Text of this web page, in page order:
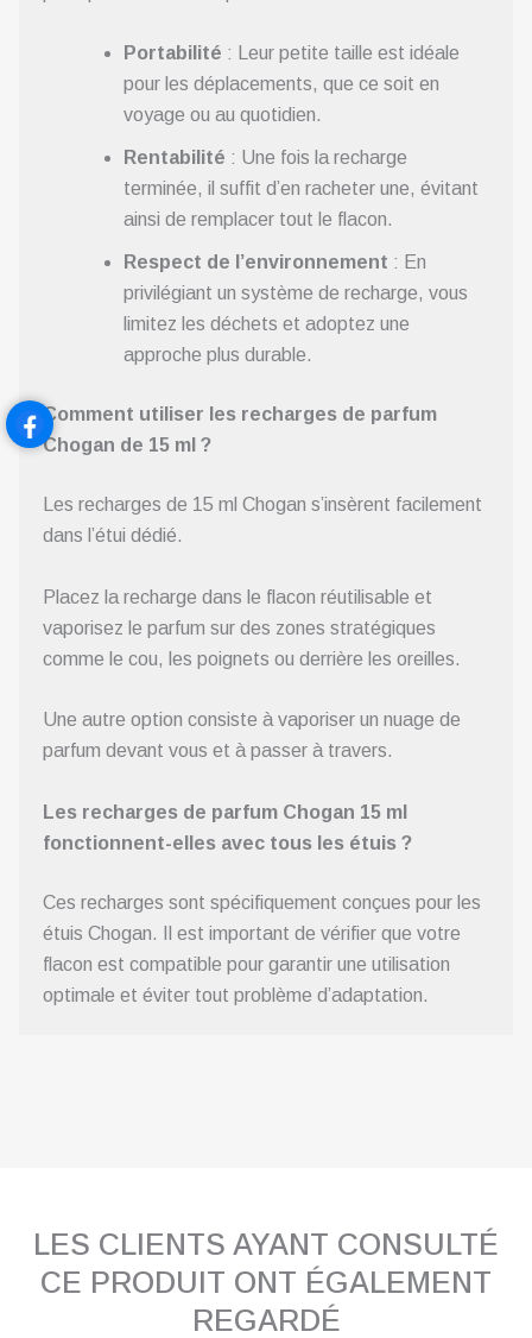
Portabilité : Leur petite taille est idéale
pour les déplacements, que ce soit en
voyage ou au quotidien.
Rentabilité : Une fois la recharge
terminée, il suffit d’en racheter une, évitant
ainsi de remplacer tout le flacon.
Respect de l’environnement : En
privilégiant un système de recharge, vous
limitez les déchets et adoptez une
approche plus durable.
Comment utiliser les recharges de parfum
Chogan de 15 ml ?
Les recharges de 15 ml Chogan s’insèrent facilement
dans l’étui dédié.
Placez la recharge dans le flacon réutilisable et
vaporisez le parfum sur des zones stratégiques
comme le cou, les poignets ou derrière les oreilles.
Une autre option consiste à vaporiser un nuage de
parfum devant vous et à passer à travers.
Les recharges de parfum Chogan 15 ml
fonctionnent-elles avec tous les étuis ?
Ces recharges sont spécifiquement conçues pour les
étuis Chogan. Il est important de vérifier que votre
flacon est compatible pour garantir une utilisation
optimale et éviter tout problème d’adaptation.
LES CLIENTS AYANT CONSULTÉ
CE PRODUIT ONT ÉGALEMENT
REGARDÉ